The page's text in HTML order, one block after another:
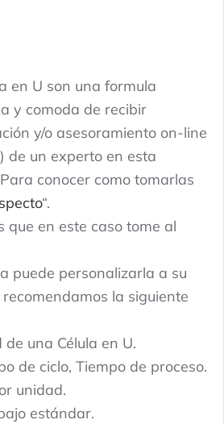
en U son una formula
y comoda de recibir
y/o asesoramiento on-line
de un experto en esta
conocer como tomarlas
“.
que en este caso tome al
puede personalizarla a su
la siguiente
una Célula en U.
de ciclo, Tiempo de proceso.
unidad.
estándar.